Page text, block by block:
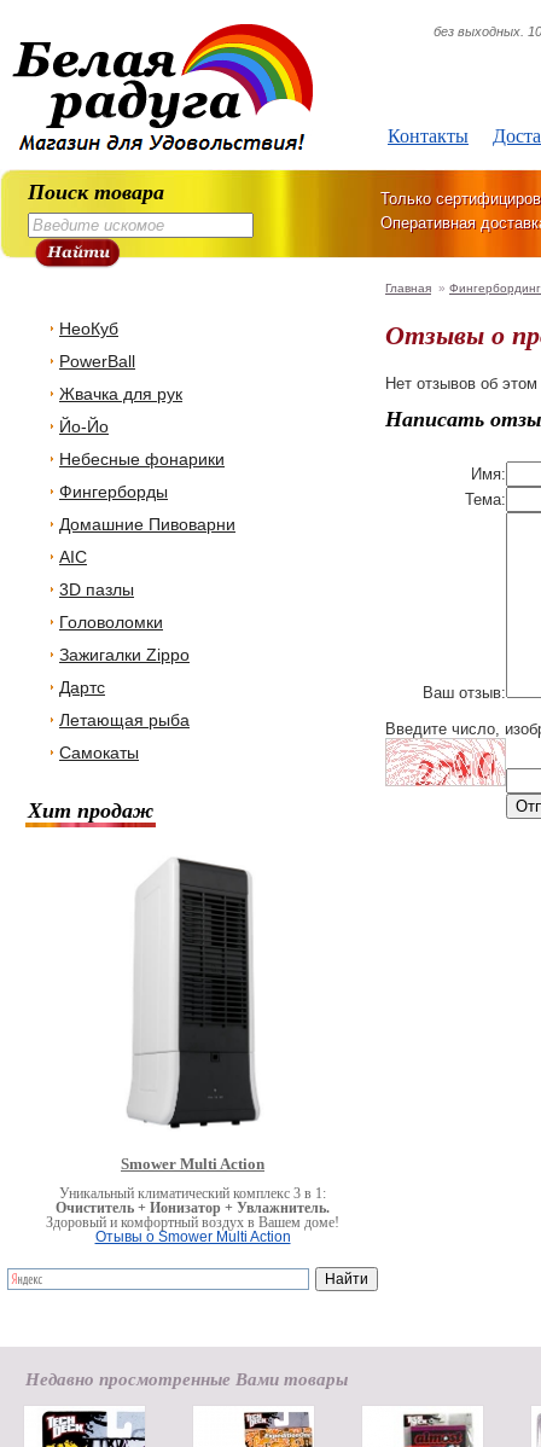
Контакты
без выходных.
Поиск товара
Только
Оперативная
НеоКуб
PowerBall
Жвачка для рук
Йо-Йо
Небесные фонарики
Фингерборды
Домашние Пивоварни
AIC
3D пазлы
Головоломки
Зажигалки Zippo
Дартс
Летающая рыба
Самокаты
Хит продаж
Smower Multi Action
Уникальный климатический комплекс 3 в 1:
Очиститель + Ионизатор + Увлажнитель.
Здоровый и комфортный воздух в Вашем доме!
Отывы о Smower Multi Action
Главная » Фингербординг
Отзывы о
Нет отзывов об этом
Написать
Имя:
Тема:
Ваш отзыв:
Введите число,
Недавно просмотренные Вами товары